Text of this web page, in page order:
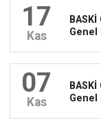
17
Kas
Genel
07
Kas
Genel